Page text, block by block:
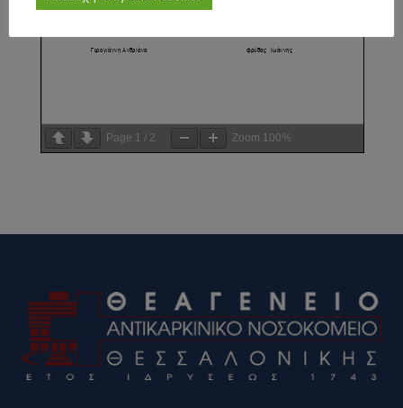
Page 1 / 2 Zoom 100%